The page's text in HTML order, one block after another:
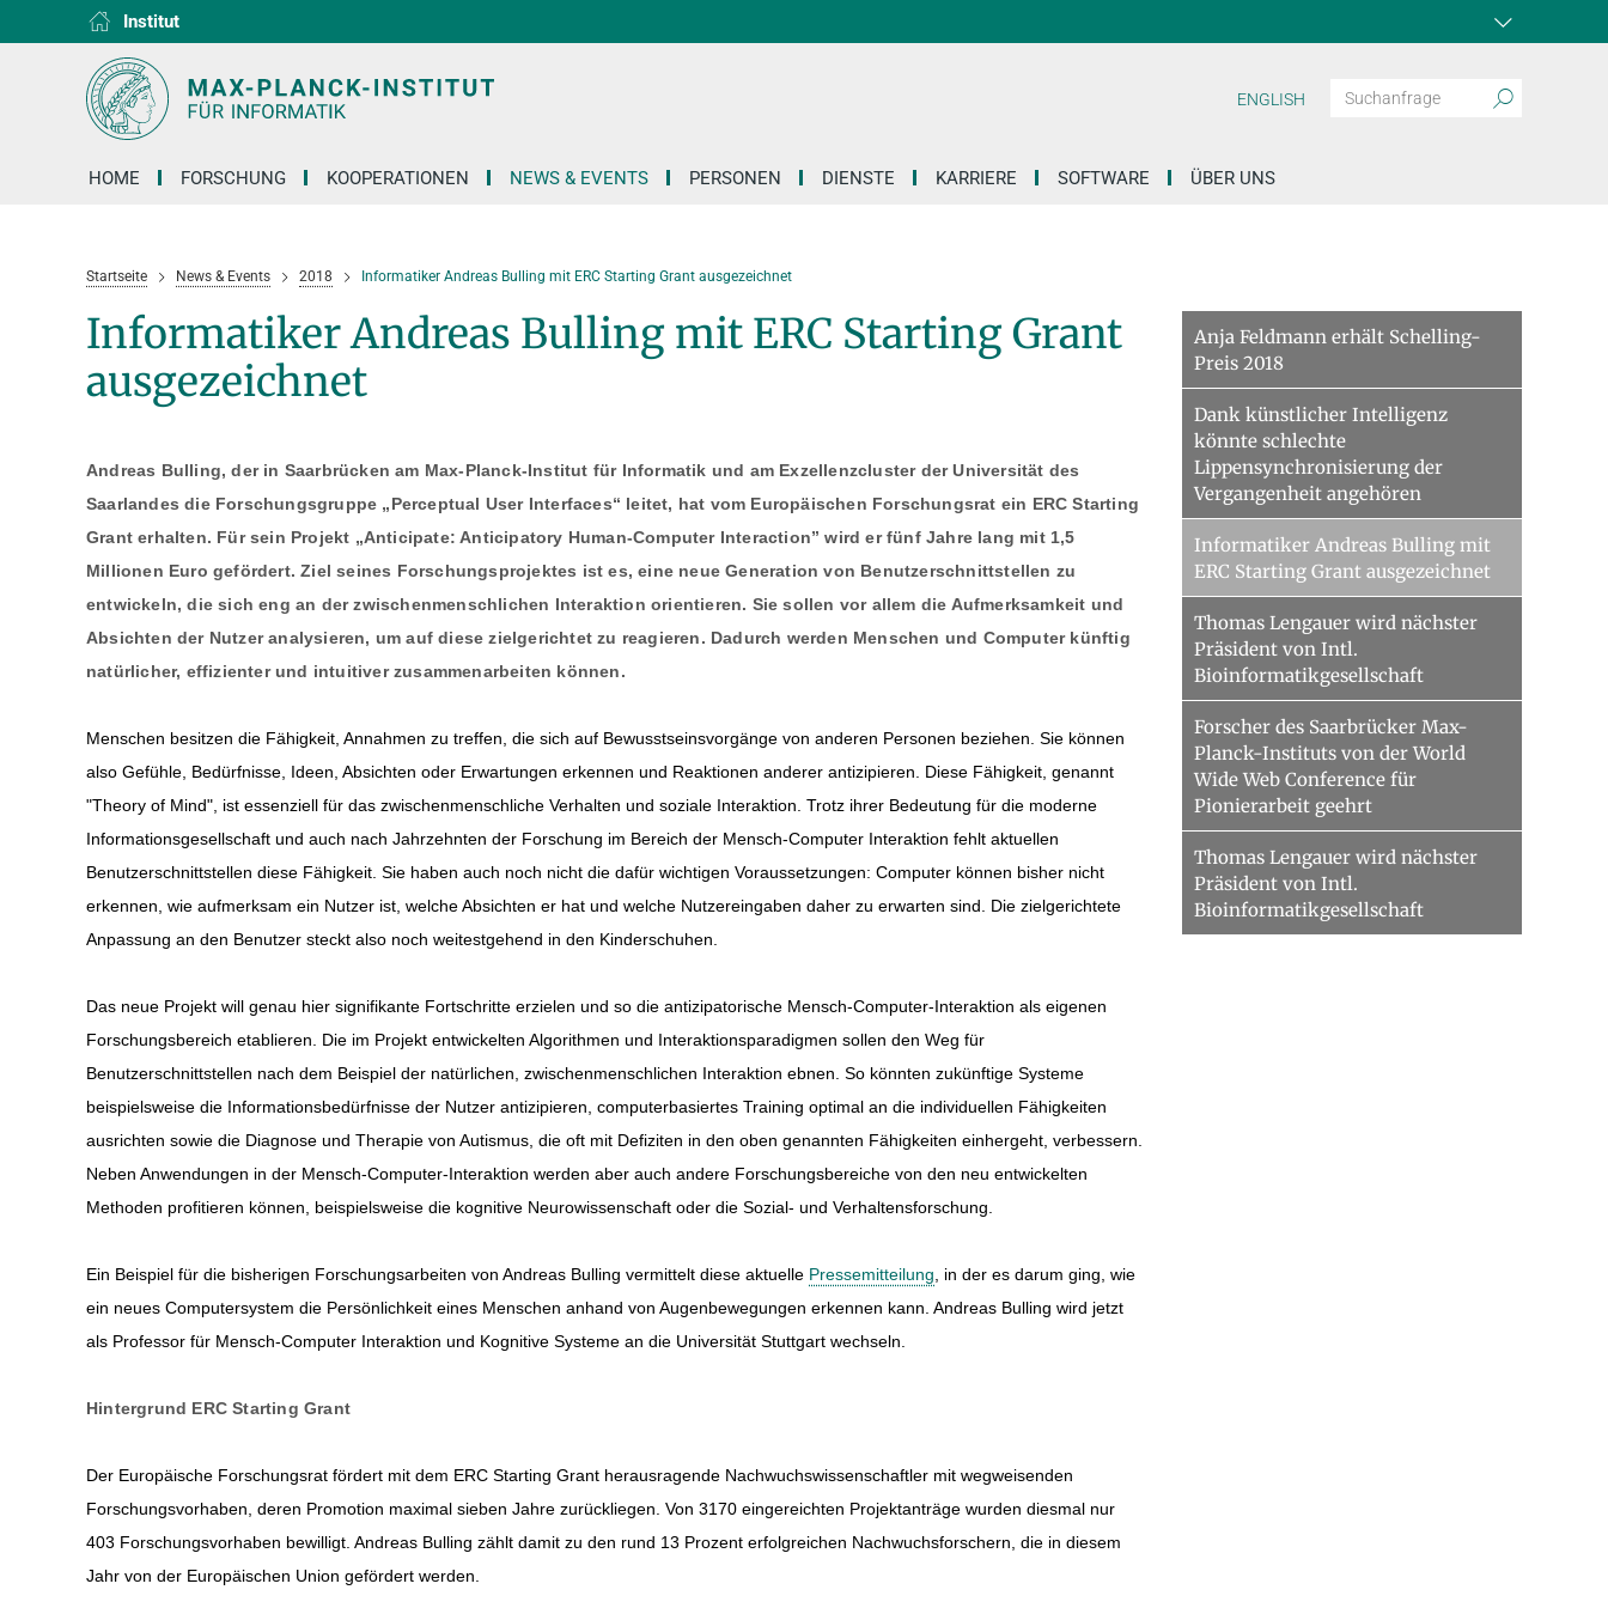
Institut
D1
D2
D3
D4
D5
D6
RG1
RG2
RG3
HOME FORSCHUNG KOOPERATIONEN NEWS & EVENTS PERSONEN DIENSTE KARRIERE SOFTWARE ÜBER UNS
ENGLISH
Startseite News & Events 2018 Informatiker Andreas Bulling mit ERC Starting Grant ausgezeichnet
Informatiker Andreas Bulling mit ERC Starting Grant
ausgezeichnet
Andreas Bulling, der in Saarbrücken am Max-Planck-Institut für Informatik und am Exzellenzcluster der Universität des
Saarlandes die Forschungsgruppe „Perceptual User Interfaces“ leitet, hat vom Europäischen Forschungsrat ein ERC Starting
Grant erhalten. Für sein Projekt „Anticipate: Anticipatory Human-Computer Interaction” wird er fünf Jahre lang mit 1,5
Millionen Euro gefördert. Ziel seines Forschungsprojektes ist es, eine neue Generation von Benutzerschnittstellen zu
entwickeln, die sich eng an der zwischenmenschlichen Interaktion orientieren. Sie sollen vor allem die Aufmerksamkeit und
Absichten der Nutzer analysieren, um auf diese zielgerichtet zu reagieren. Dadurch werden Menschen und Computer künftig
natürlicher, effizienter und intuitiver zusammenarbeiten können.
Menschen besitzen die Fähigkeit, Annahmen zu treffen, die sich auf Bewusstseinsvorgänge von anderen Personen beziehen. Sie können
also Gefühle, Bedürfnisse, Ideen, Absichten oder Erwartungen erkennen und Reaktionen anderer antizipieren. Diese Fähigkeit, genannt
"Theory of Mind", ist essenziell für das zwischenmenschliche Verhalten und soziale Interaktion. Trotz ihrer Bedeutung für die moderne
Informationsgesellschaft und auch nach Jahrzehnten der Forschung im Bereich der Mensch-Computer Interaktion fehlt aktuellen
Benutzerschnittstellen diese Fähigkeit. Sie haben auch noch nicht die dafür wichtigen Voraussetzungen: Computer können bisher nicht
erkennen, wie aufmerksam ein Nutzer ist, welche Absichten er hat und welche Nutzereingaben daher zu erwarten sind. Die zielgerichtete
Anpassung an den Benutzer steckt also noch weitestgehend in den Kinderschuhen.
Das neue Projekt will genau hier signifikante Fortschritte erzielen und so die antizipatorische Mensch-Computer-Interaktion als eigenen
Forschungsbereich etablieren. Die im Projekt entwickelten Algorithmen und Interaktionsparadigmen sollen den Weg für
Benutzerschnittstellen nach dem Beispiel der natürlichen, zwischenmenschlichen Interaktion ebnen. So könnten zukünftige Systeme
beispielsweise die Informationsbedürfnisse der Nutzer antizipieren, computerbasiertes Training optimal an die individuellen Fähigkeiten
ausrichten sowie die Diagnose und Therapie von Autismus, die oft mit Defiziten in den oben genannten Fähigkeiten einhergeht, verbessern.
Neben Anwendungen in der Mensch-Computer-Interaktion werden aber auch andere Forschungsbereiche von den neu entwickelten
Methoden profitieren können, beispielsweise die kognitive Neurowissenschaft oder die Sozial- und Verhaltensforschung.
Ein Beispiel für die bisherigen Forschungsarbeiten von Andreas Bulling vermittelt diese aktuelle Pressemitteilung , in der es darum ging, wie
ein neues Computersystem die Persönlichkeit eines Menschen anhand von Augenbewegungen erkennen kann. Andreas Bulling wird jetzt
als Professor für Mensch-Computer Interaktion und Kognitive Systeme an die Universität Stuttgart wechseln.
Hintergrund ERC Starting Grant
Der Europäische Forschungsrat fördert mit dem ERC Starting Grant herausragende Nachwuchswissenschaftler mit wegweisenden
Forschungsvorhaben, deren Promotion maximal sieben Jahre zurückliegen. Von 3170 eingereichten Projektanträge wurden diesmal nur
403 Forschungsvorhaben bewilligt. Andreas Bulling zählt damit zu den rund 13 Prozent erfolgreichen Nachwuchsforschern, die in diesem
Jahr von der Europäischen Union gefördert werden.
Anja Feldmann erhält Schelling-
Preis 2018
Dank künstlicher Intelligenz
könnte schlechte
Lippensynchronisierung der
Vergangenheit angehören
Informatiker Andreas Bulling mit
ERC Starting Grant ausgezeichnet
Thomas Lengauer wird nächster
Präsident von Intl.
Bioinformatikgesellschaft
Forscher des Saarbrücker Max-
Planck-Instituts von der World
Wide Web Conference für
Pionierarbeit geehrt
Thomas Lengauer wird nächster
Präsident von Intl.
Bioinformatikgesellschaft